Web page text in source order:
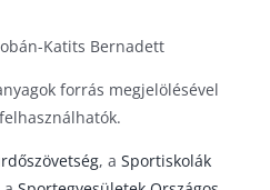
Katits Bernadett
forrás megjelölésével
, a Sportiskolák